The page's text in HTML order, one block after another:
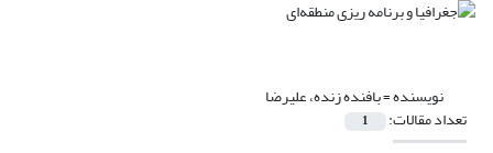
نویسنده =بافنده زنده، علیرضا
تعداد مقالات: 1